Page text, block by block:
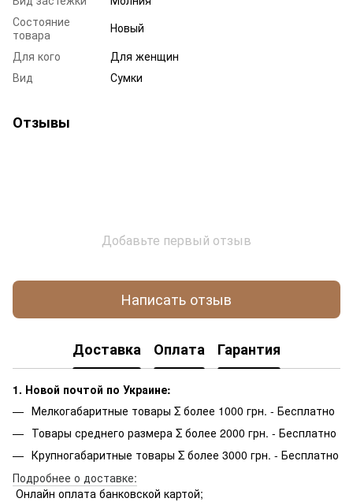
Состояние
товара
Новый
Для кого
Для женщин
Вид
Сумки
Отзывы
Добавьте первый отзыв
Написать отзыв
Доставка Оплата Гарантия
1. Новой почтой по Украине:
Мелкогабаритные товары Σ более 1000 грн. - Бесплатно
Товары среднего размера Σ более 2000 грн. - Бесплатно
Крупногабаритные товары Σ более 3000 грн. - Бесплатно
Подробнее о доставке:
Онлайн оплата банковской картой;